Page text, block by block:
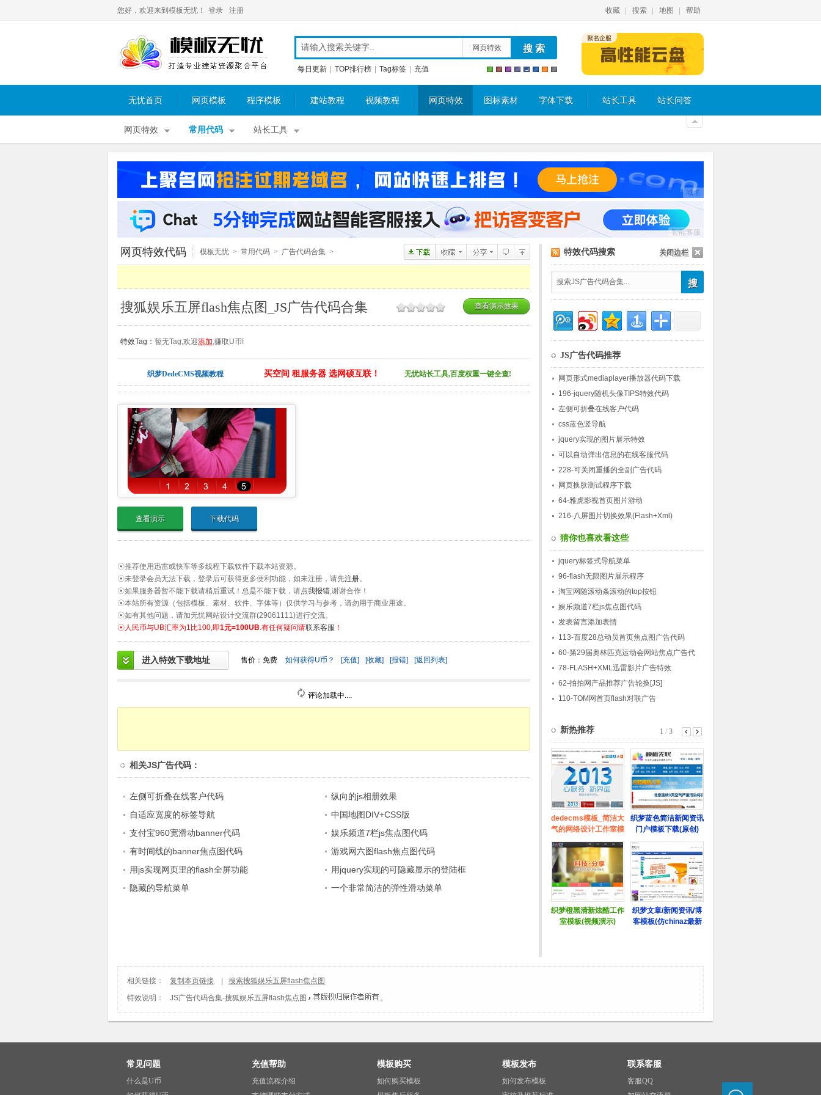
您好，欢迎来到模板无忧！ 登录 注册 收藏 搜索 地图 帮助
网页特效
每日更新 TOP排行榜 Tag标签 充值
无忧首页 网页模板 程序模板 建站教程 视频教程 网页特效 图标素材 字体下载 站长工具 站长问答
网页特效 常用代码 站长工具
域名
智能客服
关闭边栏
网页特效代码 模板无忧 > 常用代码 > 广告代码合集 >
搜狐娱乐五屏flash焦点图_JS广告代码合集 查看演示效果
特效Tag： 暂无Tag,欢迎添加,赚取U币!
织梦DedeCMS视频教程 买空间 租服务器 选网硕互联！ 无忧站长工具,百度权重一键全查!
查看演示 下载代码
☉推荐使用迅雷或快车等多线程下载软件下载本站资源。
☉未登录会员无法下载，登录后可获得更多便利功能，如未注册，请先注册。
☉如果服务器暂不能下载请稍后重试！总是不能下载，请点我报错,谢谢合作！
☉本站所有资源（包括模板、素材、软件、字体等）仅供学习与参考，请勿用于商业用途。
☉如有其他问题，请加无忧网站设计交流群(29061111)进行交流。
☉人民币与UB汇率为1比100,即1元=100UB.有任何疑问请联系客服 ！
进入特效下载地址 售价：免费 如何获得U币？ [充值] [收藏] [报错] [返回列表]
评论加载中....
相关JS广告代码 ：
左侧可折叠在线客户代码
纵向的js相册效果
自适应宽度的标签导航
中国地图DIV+CSS版
支付宝960宽滑动banner代码
娱乐频道7栏js焦点图代码
有时间线的banner焦点图代码
游戏网六图flash焦点图代码
用js实现网页里的flash全屏功能
用jquery实现的可隐藏显示的登陆框
隐藏的导航菜单
一个非常简洁的弹性滑动菜单
特效代码搜索
JS广告代码推荐
网页形式mediaplayer播放器代码下载
196-jquery随机头像TIPS特效代码
左侧可折叠在线客户代码
css蓝色竖导航
jquery实现的图片展示特效
可以自动弹出信息的在线客服代码
228-可关闭重播的全副广告代码
网页换肤测试程序下载
64-雅虎影视首页图片游动
216-八屏图片切换效果(Flash+Xml)
猜你也喜欢看这些
jquery标签式导航菜单
96-flash无限图片展示程序
淘宝网随滚动条滚动的top按钮
娱乐频道7栏js焦点图代码
发表留言添加表情
113-百度28总动员首页焦点图广告代码
60-第29届奥林匹克运动会网站焦点广告代
码
78-FLASH+XML迅雷影片广告特效
62-拍拍网产品推荐广告轮换[JS]
110-TOM网首页flash对联广告
相关链接： 复制本页链接
搜索搜狐娱乐五屏flash焦点图
特效说明：
JS广告代码合集-搜狐娱乐五屏flash焦点图 。
常见问题
什么是U币
充值帮助
充值流程介绍
模板购买
如何购买模板
模板发布
如何发布模板
联系客服
客服QQ